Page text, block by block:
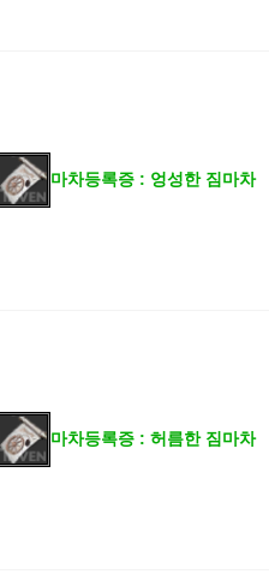
마차등록증 : 엉성한 짐마차
마차등록증 : 허름한 짐마차